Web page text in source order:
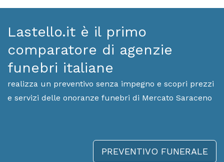
Lastello.it è il primo
comparatore di agenzie
funebri italiane
realizza un preventivo senza impegno e scopri prezzi
e servizi delle onoranze funebri di Mercato Saraceno
PREVENTIVO FUNERALE